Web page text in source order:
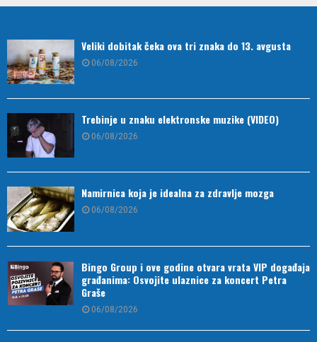
Veliki dobitak čeka ova tri znaka do 13. avgusta
06/08/2026
Trebinje u znaku elektronske muzike (VIDEO)
06/08/2026
Namirnica koja je idealna za zdravlje mozga
06/08/2026
Bingo Group i ove godine otvara vrata VIP događaja
građanima: Osvojite ulaznice za koncert Petra
Graše
06/08/2026